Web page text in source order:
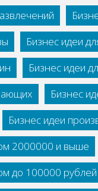
Бизнес идеи
Бизнес идеи
Бизнес
Бизнес идеи
2000000 и выше
до 100000 рублей